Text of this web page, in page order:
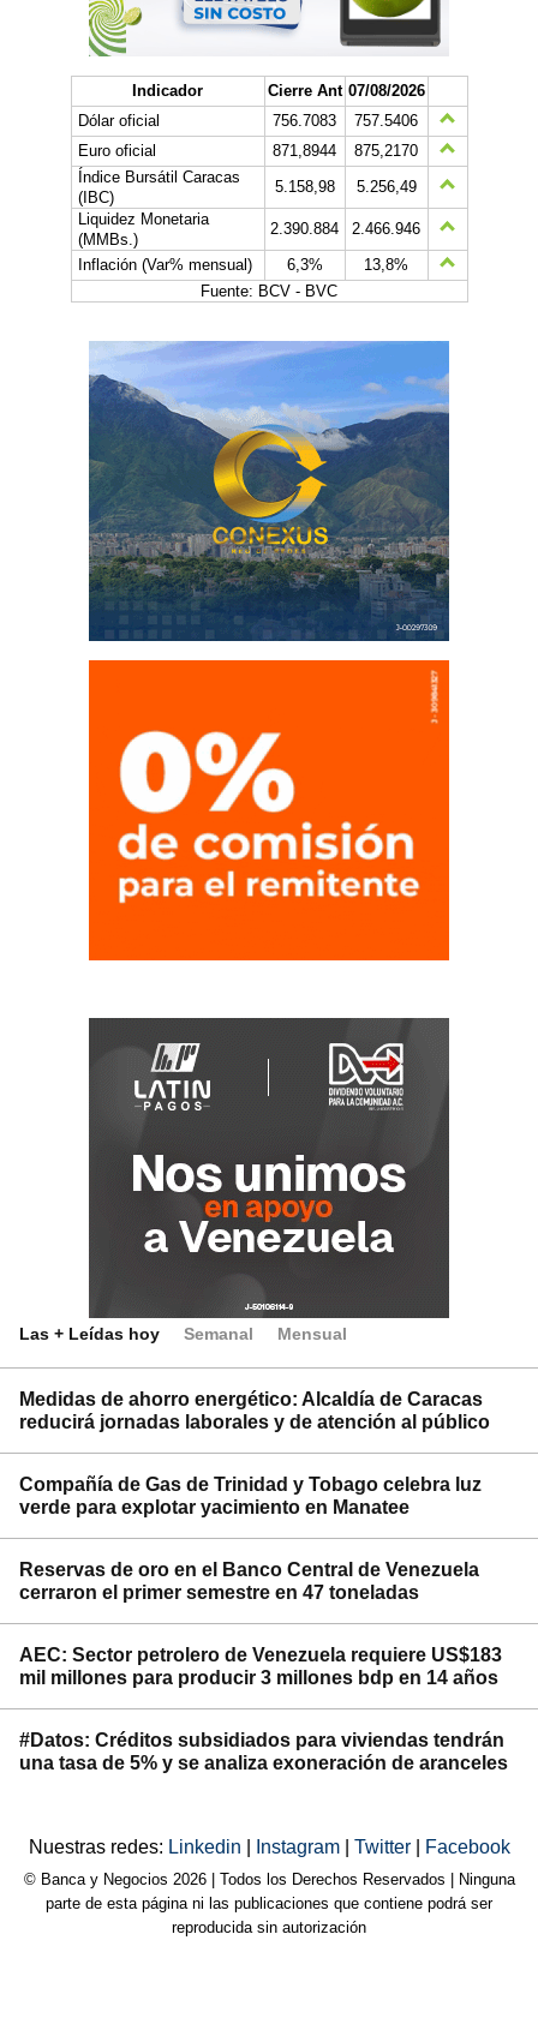
Indicador Cierre Ant 07/08/2026
Dólar oficial
756.7083
757.5406
Euro oficial
871,8944
875,2170
Índice Bursátil Caracas
(IBC)
5.158,98
5.256,49
Liquidez Monetaria
(MMBs.)
2.390.884
2.466.946
Inflación (Var% mensual)
6,3%
13,8%
Fuente: BCV - BVC
Las + Leídas hoy Semanal Mensual
Medidas de ahorro energético: Alcaldía de Caracas
reducirá jornadas laborales y de atención al público
Compañía de Gas de Trinidad y Tobago celebra luz
verde para explotar yacimiento en Manatee
Reservas de oro en el Banco Central de Venezuela
cerraron el primer semestre en 47 toneladas
AEC: Sector petrolero de Venezuela requiere US$183
mil millones para producir 3 millones bdp en 14 años
#Datos: Créditos subsidiados para viviendas tendrán
una tasa de 5% y se analiza exoneración de aranceles
Nuestras redes: Linkedin Instagram Twitter Facebook
© Banca y Negocios 2026 | Todos los Derechos Reservados | Ninguna
parte de esta página ni las publicaciones que contiene podrá ser
reproducida sin autorización